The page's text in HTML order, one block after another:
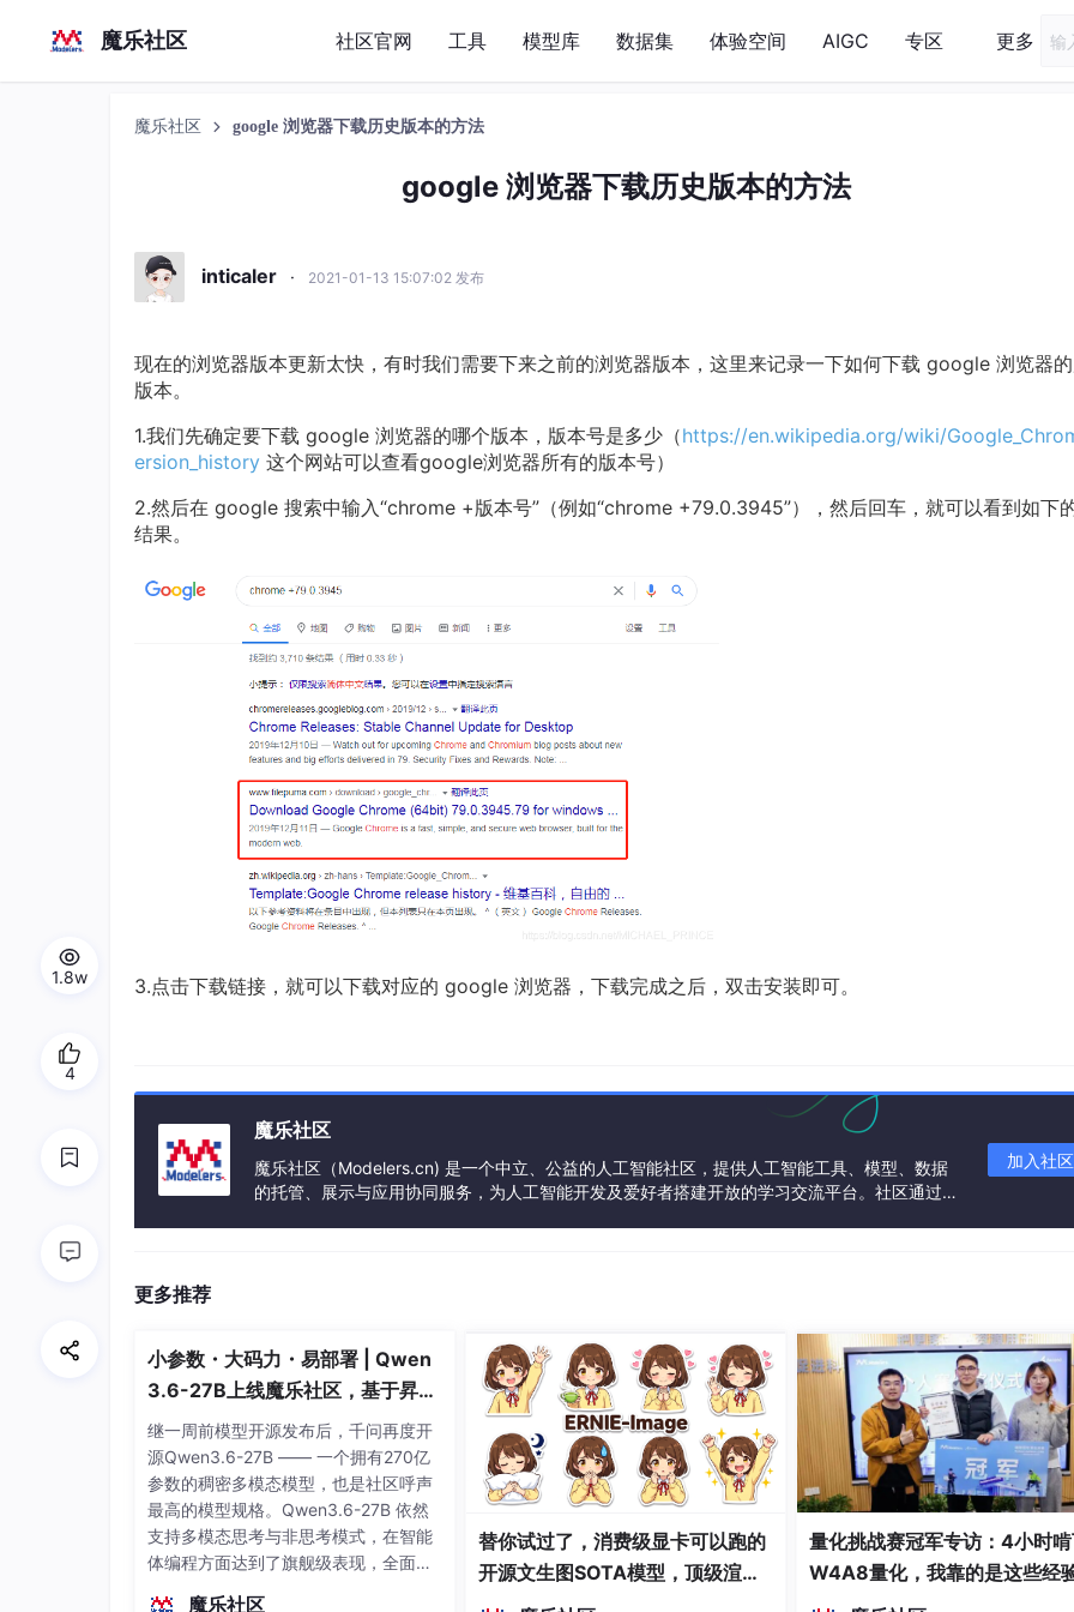
魔乐社区 社区官网 工具 模型库 数据集 体验空间 AIGC 专区 更多
魔乐社区 google 浏览器下载历史版本的方法
google 浏览器下载历史版本的方法
inticaler · 2021-01-13 15:07:02 发布
现在的浏览器版本更新太快，有时我们需要下来之前的浏览器版本，这里来记录一下如何下载 google 浏览器
版本。
1.我们先确定要下载 google 浏览器的哪个版本，版本号是多少（https://en.wikipedia.org/wiki/
ersion_history 这个网站可以查看google浏览器所有的版本号）
2.然后在 google 搜索中输入“chrome +版本号”（例如“chrome +79.0.3945”），然后回车，就可以看到如下
结果。
3.点击下载链接，就可以下载对应的 google 浏览器，下载完成之后，双击安装即可。
魔乐社区
魔乐社区（Modelers.cn) 是一个中立、公益的人工智能社区，提供人工智能工具、模型、数据
的托管、展示与应用协同服务，为人工智能开发及爱好者搭建开放的学习交流平台。社区通过理
加入社区
更多推荐
小参数・大码力・易部署 | Qwen
3.6-27B上线魔乐社区，基于昇腾
的部署教程来了
继一周前模型开源发布后，千问再度开
源Qwen3.6-27B —— 一个拥有270亿
参数的稠密多模态模型，也是社区呼声
最高的模型规格。Qwen3.6-27B 依然
支持多模态思考与非思考模式，在智能
体编程方面达到了旗舰级表现，全面超
魔乐社区
替你试过了，消费级显卡可以跑的
开源文生图SOTA模型，顶级渲
染、高密度文本绘图
量化挑战赛冠军专访：4小时
W4A8量化，我靠的是这些经
1.8w
4